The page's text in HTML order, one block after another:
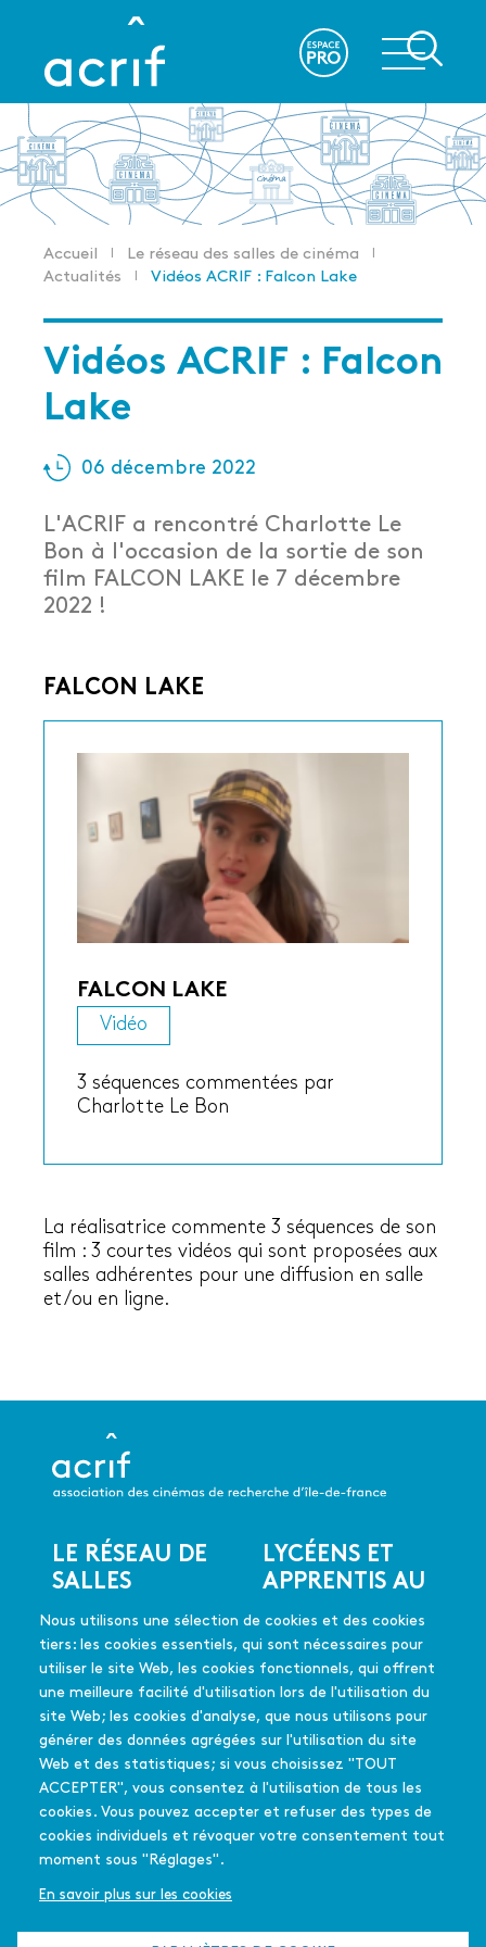
contenu
principal
Fil
Accueil
Le réseau des salles de cinéma
Actualités
Vidéos ACRIF : Falcon Lake
Vidéos ACRIF : Falcon
Lake
06 décembre 2022
L'ACRIF a rencontré Charlotte Le
Bon à l'occasion de la sortie de son
film FALCON LAKE le 7 décembre
2022 !
FALCON LAKE
FALCON LAKE
Vidéo
3 séquences commentées par
Charlotte Le Bon
La réalisatrice commente 3 séquences de son
film : 3 courtes vidéos qui sont proposées aux
salles adhérentes pour une diffusion en salle
et/ou en ligne.
Nous utilisons une sélection de cookies et des cookies
tiers: les cookies essentiels, qui sont nécessaires pour
utiliser le site Web, les cookies fonctionnels, qui offrent
une meilleure facilité d'utilisation lors de l'utilisation du
site Web; les cookies d'analyse, que nous utilisons pour
générer des données agrégées sur l'utilisation du site
Web et des statistiques; si vous choisissez "TOUT
ACCEPTER", vous consentez à l'utilisation de tous les
cookies. Vous pouvez accepter et refuser des types de
cookies individuels et révoquer votre consentement tout
moment sous "Réglages".
En savoir plus sur les cookies
Menu
pied
de
page
LE RÉSEAU DE
SALLES
Les salles du réseau
Les coups de coeur
Les films soutenus
LYCÉENS ET
APPRENTIS AU
CINÉMA
En quelques mots
Mode d'emploi
FAQ
Édition 2025-26
PASSEURS
D'IMAGES
En quelques mots
La déclinaison
francilienne
L'été culturel
Menu
secondaire
L'équipe - Contact
Partenaires
Qui sommes-nous
?